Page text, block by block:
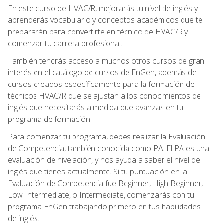
En este curso de HVAC/R, mejorarás tu nivel de inglés y
aprenderás vocabulario y conceptos académicos que te
prepararán para convertirte en técnico de HVAC/R y
comenzar tu carrera profesional.
También tendrás acceso a muchos otros cursos de gran
interés en el catálogo de cursos de EnGen, además de
cursos creados específicamente para la formación de
técnicos HVAC/R que se ajustan a los conocimientos de
inglés que necesitarás a medida que avanzas en tu
programa de formación.
Para comenzar tu programa, debes realizar la Evaluación
de Competencia, también conocida como PA. El PA es una
evaluación de nivelación, y nos ayuda a saber el nivel de
inglés que tienes actualmente. Si tu puntuación en la
Evaluación de Competencia fue Beginner, High Beginner,
Low Intermediate, o Intermediate, comenzarás con tu
programa EnGen trabajando primero en tus habilidades
de inglés.